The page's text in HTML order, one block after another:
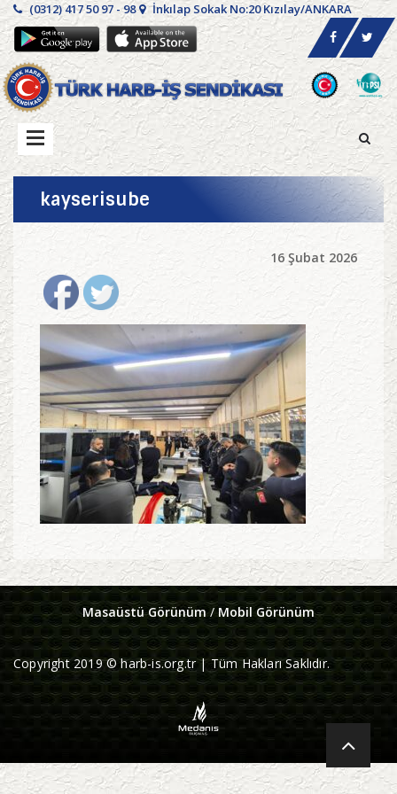
(0312) 417 50 97 - 98 İnkılap Sokak No:20 Kızılay/ANKARA
kayserisube
16 Şubat 2026
Masaüstü Görünüm/ Mobil Görünüm
Copyright 2019 © harb-is.org.tr | Tüm Hakları Saklıdır.